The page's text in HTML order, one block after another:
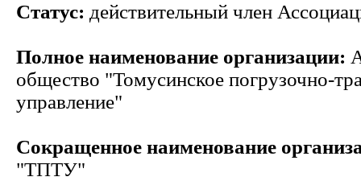
Статус: действительный член
Полное наименование организации:
общество "Томусинское погрузочно-
управление"
Сокращенное наименование
"ТПТУ"